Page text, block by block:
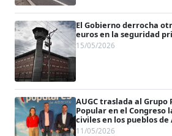
El Gobierno derrocha
euros en la seguridad
15/05/2026
AUGC traslada al
Popular en el Congreso
civiles en los pueblos
refuerzos urgentes para
11/05/2026